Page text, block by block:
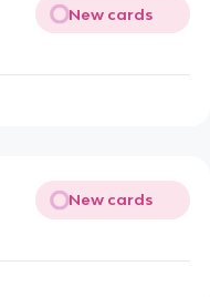
New cards
New cards